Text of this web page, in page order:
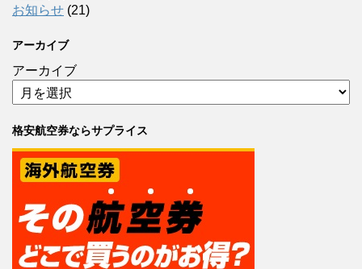
お知らせ (21)
アーカイブ
アーカイブ
格安航空券ならサプライス